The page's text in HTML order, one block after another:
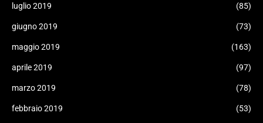
luglio 2019 (85)
giugno 2019 (73)
maggio 2019 (163)
aprile 2019 (97)
marzo 2019 (78)
febbraio 2019 (53)